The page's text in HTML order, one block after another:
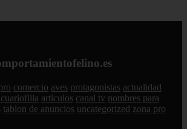
comercio aves protagonistas actualidad
articulos canal tv nombres para
tablon de anuncios uncategorized zona pro